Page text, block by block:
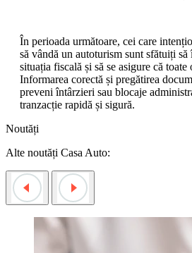
În perioada următoare, cei care
să vândă un autoturism sunt sfătuiți
situația fiscală și să se asigure că
Informarea corectă și pregătirea
preveni întârzieri sau blocaje
tranzacție rapidă și sigură.
Noutăți
Alte noutăți Casa Auto: